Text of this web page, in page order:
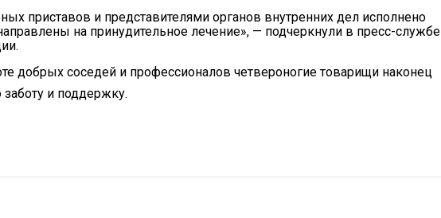
приставов и представителями органов внутренних дел исполнено
на принудительное лечение», — подчеркнули в пресс-службе
добрых соседей и профессионалов четвероногие товарищи наконец
и поддержку.